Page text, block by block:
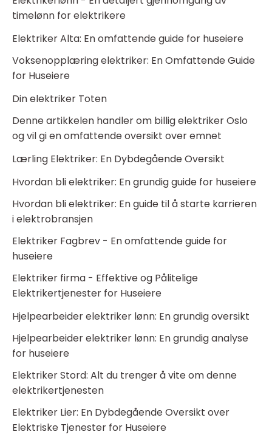
timelønn for elektrikere
Elektriker Alta: En omfattende guide for huseiere
Voksenopplæring elektriker: En Omfattende Guide
for Huseiere
Din elektriker Toten
Denne artikkelen handler om billig elektriker Oslo
og vil gi en omfattende oversikt over emnet
Lærling Elektriker: En Dybdegående Oversikt
Hvordan bli elektriker: En grundig guide for huseiere
Hvordan bli elektriker: En guide til å starte karrieren
i elektrobransjen
Elektriker Fagbrev - En omfattende guide for
huseiere
Elektriker firma - Effektive og Pålitelige
Elektrikertjenester for Huseiere
Hjelpearbeider elektriker lønn: En grundig oversikt
Hjelpearbeider elektriker lønn: En grundig analyse
for huseiere
Elektriker Stord: Alt du trenger å vite om denne
elektrikertjenesten
Elektriker Lier: En Dybdegående Oversikt over
Elektriske Tjenester for Huseiere